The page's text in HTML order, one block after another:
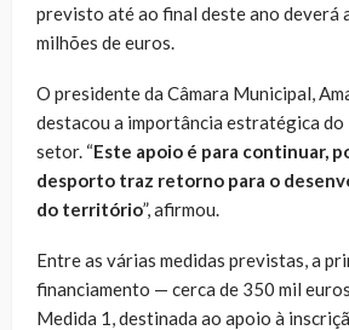
previsto até ao final deste ano deverá
milhões de euros.
O presidente da Câmara Municipal,
destacou a importância estratégica
setor. “Este apoio é para continuar,
desporto traz retorno para o
do território”, afirmou.
Entre as várias medidas previstas, a
financiamento — cerca de 350 mil
Medida 1, destinada ao apoio à